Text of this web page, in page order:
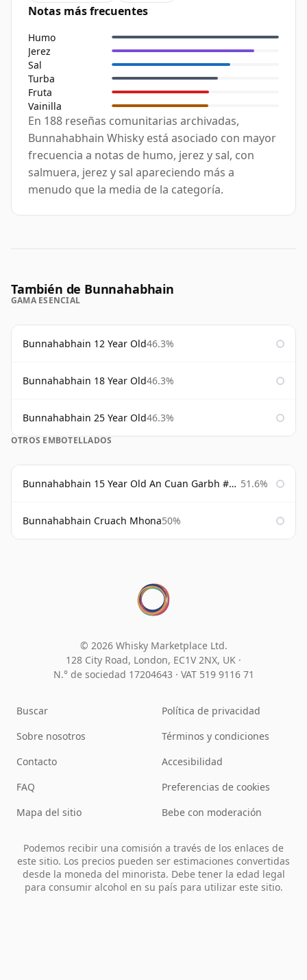
Notas más frecuentes
Humo
Jerez
Sal
Turba
Fruta
Vainilla
En 188 reseñas comunitarias archivadas,
Bunnahabhain Whisky está asociado con mayor
frecuencia a notas de humo, jerez y sal, con
salmuera, jerez y sal apareciendo más a
menudo que la media de la categoría.
También de Bunnahabhain
GAMA ESENCIAL
Bunnahabhain 12 Year Old46.3%
Bunnahabhain 18 Year Old46.3%
Bunnahabhain 25 Year Old46.3%
OTROS EMBOTELLADOS
Bunnahabhain 15 Year Old An Cuan Garbh #1 Westering Home Collection 51.6%
Bunnahabhain Cruach Mhona50%
© 2026 Whisky Marketplace Ltd.
128 City Road, London, EC1V 2NX, UK ·
N.° de sociedad 17204643 · VAT 519 9116 71
Buscar
Sobre nosotros
Contacto
FAQ
Mapa del sitio
Política de privacidad
Términos y condiciones
Accesibilidad
Preferencias de cookies
Bebe con moderación
Podemos recibir una comisión a través de los enlaces de
este sitio. Los precios pueden ser estimaciones convertidas
desde la moneda del minorista. Debe tener la edad legal
para consumir alcohol en su país para utilizar este sitio.